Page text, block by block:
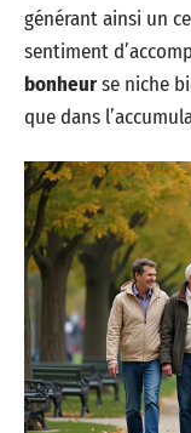
générant ainsi un
sentiment
bonheurse niche
que dans